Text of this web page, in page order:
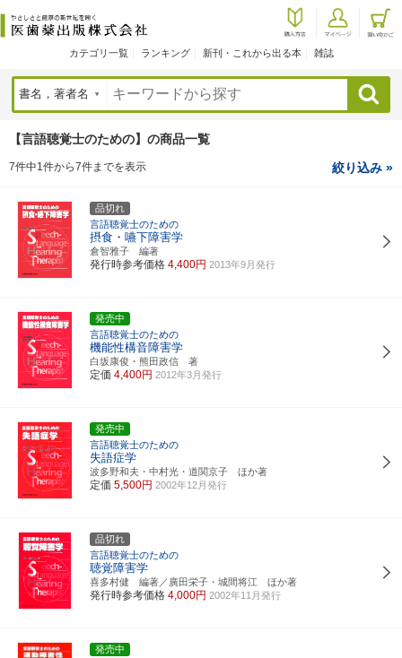
カテゴリ一覧 ランキング 新刊・これから出る本 雑誌
検索
【言語聴覚士のための】の商品一覧
7件中1件から7件までを表示 絞り込み »
品切れ
言語聴覚士のための
摂食・嚥下障害学
倉智雅子 編著
発行時参考価格 4,400円 2013年9月発行
発売中
言語聴覚士のための
機能性構音障害学
白坂康俊・熊田政信 著
定価 4,400円 2012年3月発行
発売中
言語聴覚士のための
失語症学
波多野和夫・中村光・道関京子 ほか著
定価 5,500円 2002年12月発行
品切れ
言語聴覚士のための
聴覚障害学
喜多村健 編著／廣田栄子・城間将江 ほか著
発行時参考価格 4,000円 2002年11月発行
発売中